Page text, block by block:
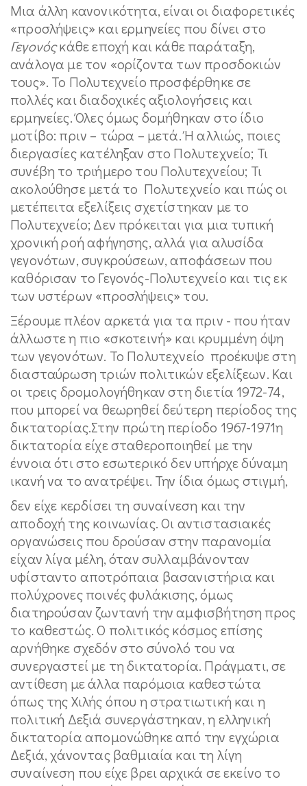
Μια άλλη κανονικότητα, είναι οι διαφορετικές
«προσλήψεις» και ερμηνείες που δίνει στο
Γεγονόςκάθε εποχή και κάθε παράταξη,
ανάλογα με τον «ορίζοντα των προσδοκιών
τους». Το Πολυτεχνείο προσφέρθηκε σε
πολλές και διαδοχικές αξιολογήσεις και
ερμηνείες. Όλες όμως δομήθηκαν στο ίδιο
μοτίβο: πριν – τώρα – μετά. Ή αλλιώς, ποιες
διεργασίες κατέληξαν στο Πολυτεχνείο; Τι
συνέβη το τριήμερο του Πολυτεχνείου; Τι
ακολούθησε μετά το Πολυτεχνείο και πώς οι
μετέπειτα εξελίξεις σχετίστηκαν με το
Πολυτεχνείο; Δεν πρόκειται για μια τυπική
χρονική ροή αφήγησης, αλλά για αλυσίδα
γεγονότων, συγκρούσεων, αποφάσεων που
καθόρισαν το Γεγονός-Πολυτεχνείο και τις εκ
των υστέρων «προσλήψεις» του.
Ξέρουμε πλέον αρκετά για τα πριν - που ήταν
άλλωστε η πιο «σκοτεινή» και κρυμμένη όψη
των γεγονότων. Το Πολυτεχνείο προέκυψε στη
διασταύρωση τριών πολιτικών εξελίξεων. Και
οι τρεις δρομολογήθηκαν στη διετία 1972-74,
που μπορεί να θεωρηθεί δεύτερη περίοδος της
δικτατορίας.Στην πρώτη περίοδο 1967-1971η
δικτατορία είχε σταθεροποιηθεί με την
έννοια ότι στο εσωτερικό δεν υπήρχε δύναμη
ικανή να το ανατρέψει. Την ίδια όμως στιγμή,
δεν είχε κερδίσει τη συναίνεση και την
αποδοχή της κοινωνίας. Οι αντιστασιακές
οργανώσεις που δρούσαν στην παρανομία
είχαν λίγα μέλη, όταν συλλαμβάνονταν
υφίσταντο αποτρόπαια βασανιστήρια και
πολύχρονες ποινές φυλάκισης, όμως
διατηρούσαν ζωντανή την αμφισβήτηση προς
το καθεστώς. O πολιτικός κόσμος επίσης
αρνήθηκε σχεδόν στο σύνολό του να
συνεργαστεί με τη δικτατορία. Πράγματι, σε
αντίθεση με άλλα παρόμοια καθεστώτα
όπως της Χιλής όπου η στρατιωτική και η
πολιτική Δεξιά συνεργάστηκαν, η ελληνική
δικτατορία απομονώθηκε από την εγχώρια
Δεξιά, χάνοντας βαθμιαία και τη λίγη
συναίνεση που είχε βρει αρχικά σε εκείνο το